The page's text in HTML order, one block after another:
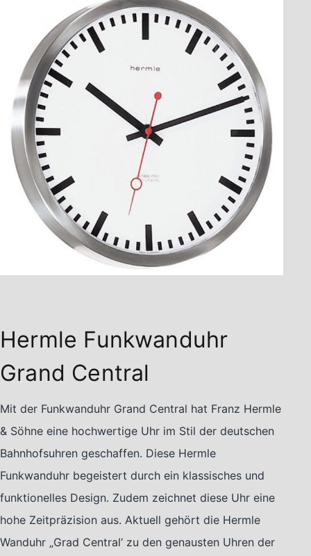
Hermle Funkwanduhr
Grand Central
Mit der Funkwanduhr Grand Central hat Franz Hermle
& Söhne eine hochwertige Uhr im Stil der deutschen
Bahnhofsuhren geschaffen. Diese Hermle
Funkwanduhr begeistert durch ein klassisches und
funktionelles Design. Zudem zeichnet diese Uhr eine
hohe Zeitpräzision aus. Aktuell gehört die Hermle
Wanduhr „Grad Central‘ zu den genausten Uhren der